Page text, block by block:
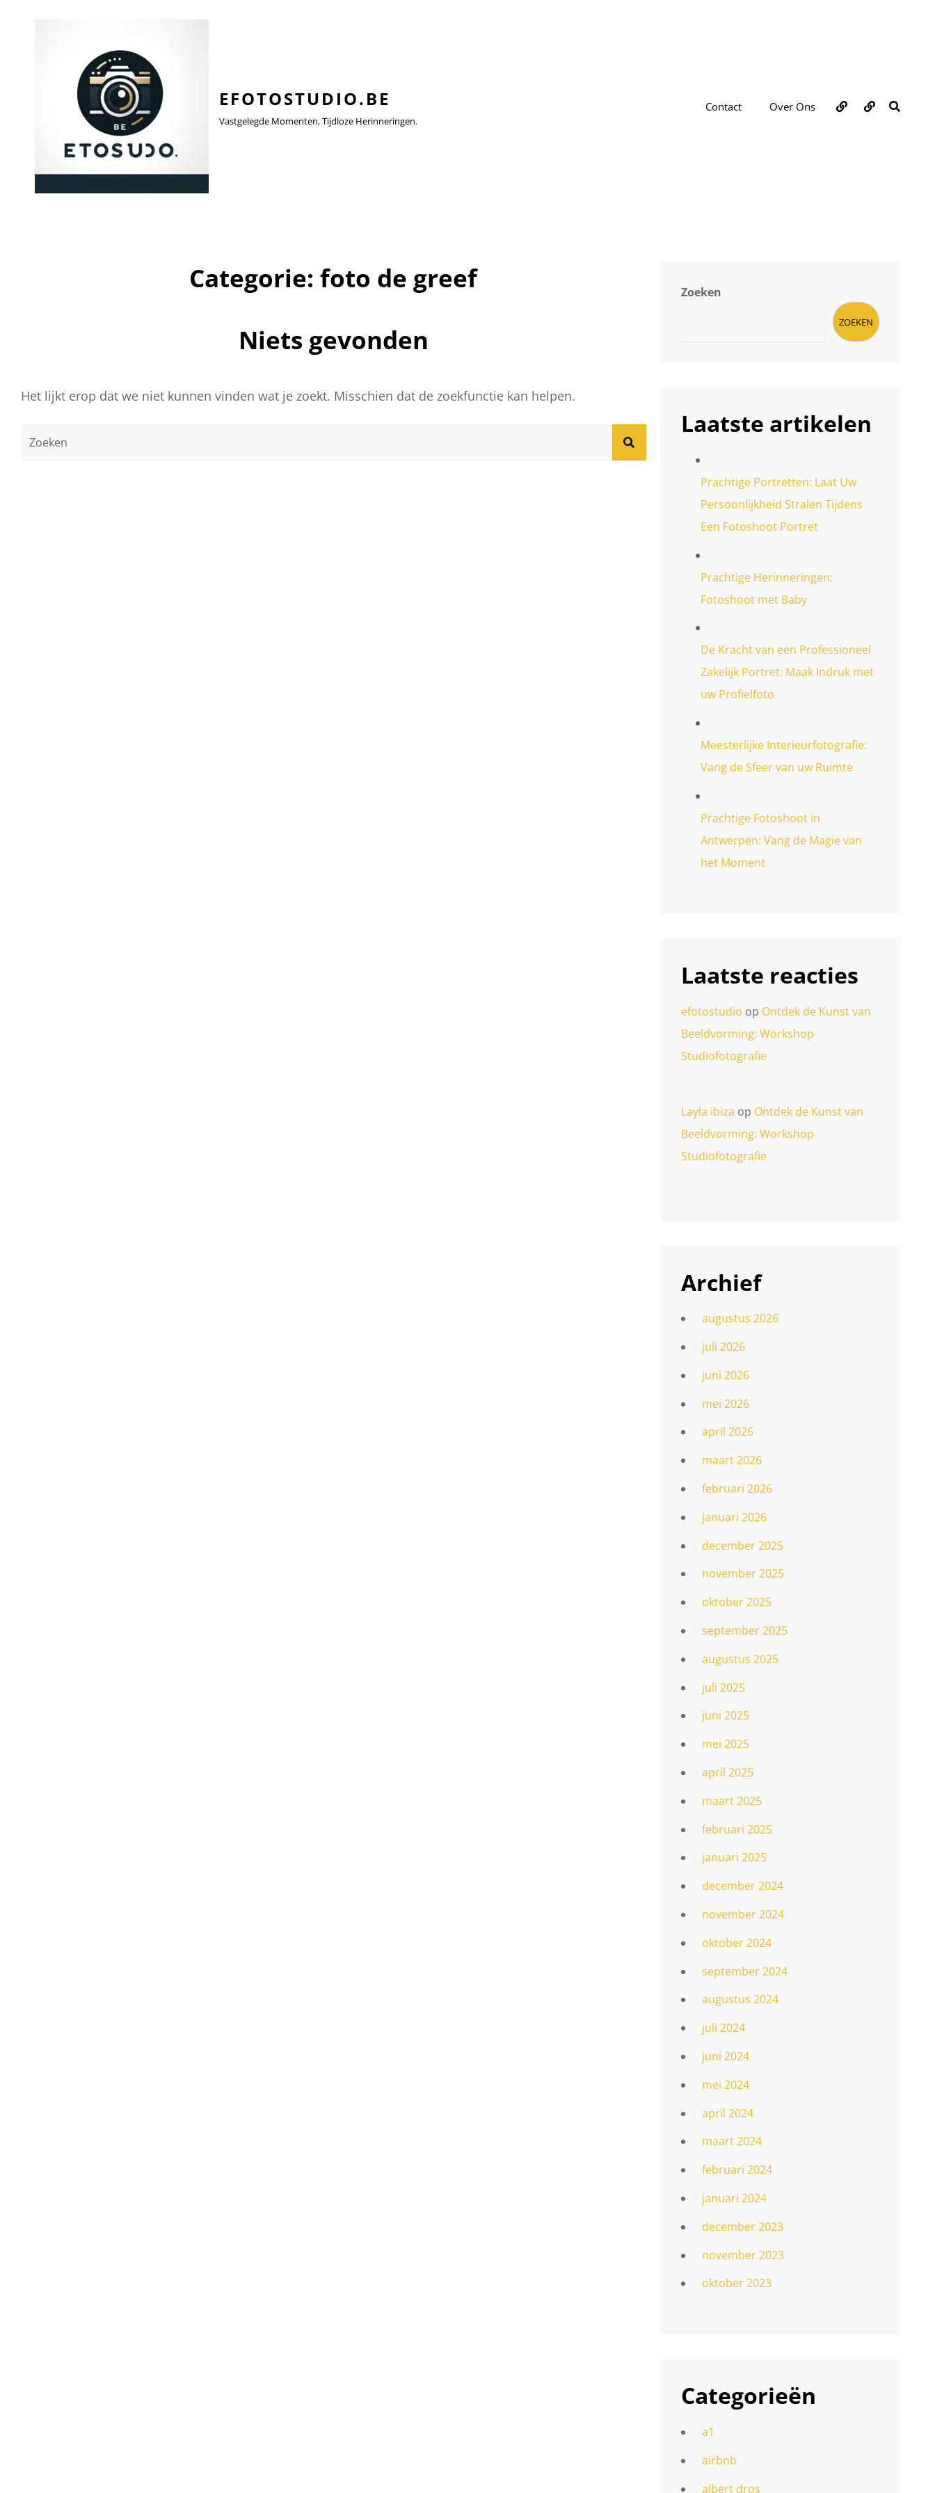
EFOTOSTUDIO.BE
Vastgelegde Momenten, Tijdloze Herinneringen.
Contact Over Ons Over
ons
Contact
Categorie:foto de greef
Niets gevonden
Het lijkt erop dat we niet kunnen vinden wat je zoekt. Misschien dat de zoekfunctie kan helpen.
Zoeken
ZOEKEN
Laatste artikelen
Prachtige Portretten: Laat Uw
Persoonlijkheid Stralen Tijdens
Een Fotoshoot Portret
Prachtige Herinneringen:
Fotoshoot met Baby
De Kracht van een Professioneel
Zakelijk Portret: Maak Indruk met
uw Profielfoto
Meesterlijke Interieurfotografie:
Vang de Sfeer van uw Ruimte
Prachtige Fotoshoot in
Antwerpen: Vang de Magie van
het Moment
Laatste reacties
efotostudio op Ontdek de Kunst van
Beeldvorming: Workshop
Studiofotografie
Layla ibiza op Ontdek de Kunst van
Beeldvorming: Workshop
Studiofotografie
Archief
augustus 2026
juli 2026
juni 2026
mei 2026
april 2026
maart 2026
februari 2026
januari 2026
december 2025
november 2025
oktober 2025
september 2025
augustus 2025
juli 2025
juni 2025
mei 2025
april 2025
maart 2025
februari 2025
januari 2025
december 2024
november 2024
oktober 2024
september 2024
augustus 2024
juli 2024
juni 2024
mei 2024
april 2024
maart 2024
februari 2024
januari 2024
december 2023
november 2023
oktober 2023
Categorieën
a1
airbnb
albert dros